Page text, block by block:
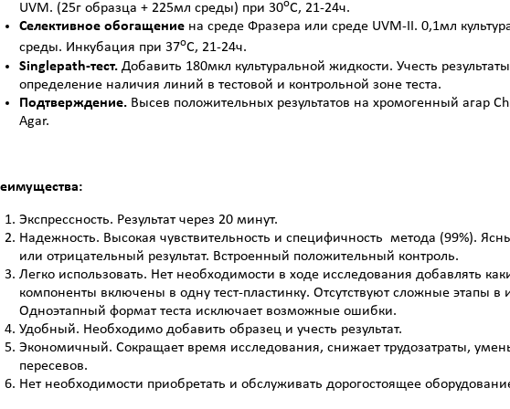
UVM. (25г образца + 225мл среды) при 30оС, 21-24ч.
Селективное обогащение на среде Фразера или среде UVM-II. 0,1мл
среды. Инкубация при 37оС, 21-24ч.
Singlepath-тест. Добавить 180мкл культуральной жидкости. Учесть
определение наличия линий в тестовой и контрольной зоне теста.
Подтверждение. Высев положительных результатов на хромогенный агар
Agar.
Экспрессность. Результат через 20 минут.
Надежность. Высокая чувствительность и специфичность метода (99%).
или отрицательный результат. Встроенный положительный контроль.
Легко использовать. Нет необходимости в ходе исследо­вания добавлять
компоненты включены в одну тест-пластинку. Отсутствуют сложные этапы в
Одноэтапный формат теста исключает возможные ошибки.
Удобный. Необходимо добавить образец и учесть результат.
Экономичный. Сокращает время исследования, снижает трудозатраты,
пересевов.
Нет необходимости приобретать и обслуживать дорогостоящее